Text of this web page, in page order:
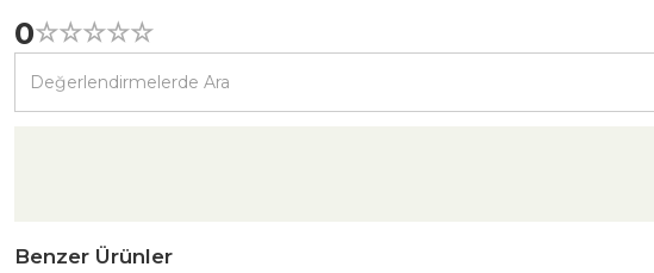
0☆☆☆☆☆
★★★★★
Benzer Ürünler